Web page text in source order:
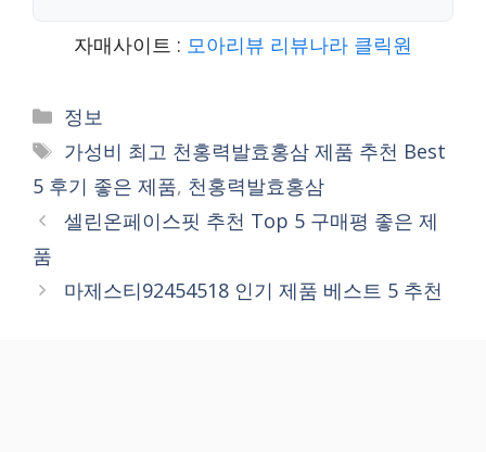
자매사이트 : 모아리뷰 리뷰나라 클릭원
Categories
정보
Tags
가성비 최고 천홍력발효홍삼 제품 추천 Best
5 후기 좋은 제품, 천홍력발효홍삼
셀린온페이스핏 추천 Top 5 구매평 좋은 제
품
마제스티92454518 인기 제품 베스트 5 추천